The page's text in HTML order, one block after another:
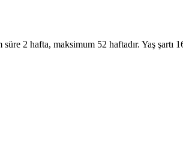
2 hafta, maksimum 52 haftadır. Yaş şartı